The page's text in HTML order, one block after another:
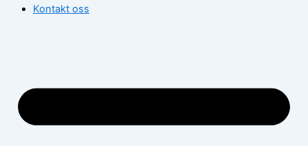
Kontakt oss